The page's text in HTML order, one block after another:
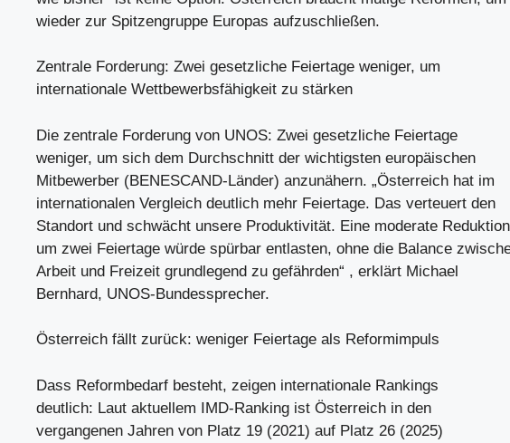
wieder zur Spitzengruppe Europas aufzuschließen.
Zentrale Forderung: Zwei gesetzliche Feiertage weniger, um
internationale Wettbewerbsfähigkeit zu stärken
Die zentrale Forderung von UNOS: Zwei gesetzliche Feiertage
weniger, um sich dem Durchschnitt der wichtigsten europäischen
Mitbewerber (BENESCAND-Länder) anzunähern. „Österreich hat im
internationalen Vergleich deutlich mehr Feiertage. Das verteuert den
Standort und schwächt unsere Produktivität. Eine moderate Reduktion
um zwei Feiertage würde spürbar entlasten, ohne die Balance
Arbeit und Freizeit grundlegend zu gefährden“ , erklärt Michael
Bernhard, UNOS-Bundessprecher.
Österreich fällt zurück: weniger Feiertage als Reformimpuls
Dass Reformbedarf besteht, zeigen internationale Rankings
deutlich: Laut aktuellem IMD-Ranking ist Österreich in den
vergangenen Jahren von Platz 19 (2021) auf Platz 26 (2025)